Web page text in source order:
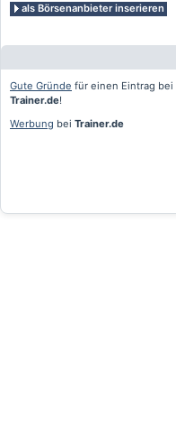
als Börsenanbieter inserieren
Gute Gründe für einen Eintrag bei
Trainer.de!
Werbung bei Trainer.de